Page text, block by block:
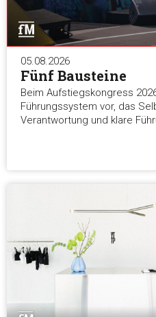
05.08.2026
Fünf Bausteine
Beim Aufstiegskongress
Führungssystem vor, das
Verantwortung und klare